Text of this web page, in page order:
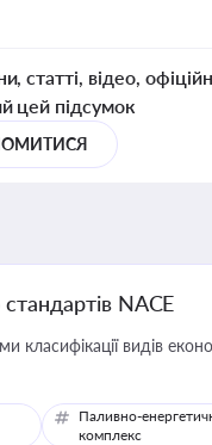
статті, відео,
цей підсумок
NACE
класифікації видів
Паливно-
комплекс